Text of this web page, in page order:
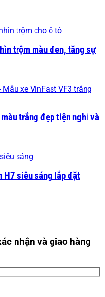
trộm màu đen, tăng sự
trắng đẹp tiện nghi và
H7 siêu sáng lắp đặt
nhận và giao hàng